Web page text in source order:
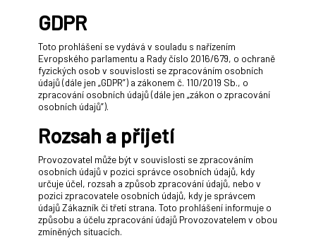
GDPR
Toto prohlášení se vydává v souladu s nařízením
Evropského parlamentu a Rady číslo 2016/679, o ochraně
fyzických osob v souvislosti se zpracováním osobních
údajů (dále jen „GDPR”) a zákonem č. 110/2019 Sb., o
zpracování osobních údajů (dále jen „zákon o zpracování
osobních údajů”).
Rozsah a přijetí
Provozovatel může být v souvislosti se zpracováním
osobních údajů v pozici správce osobních údajů, kdy
určuje účel, rozsah a způsob zpracování údajů, nebo v
pozici zpracovatele osobních údajů, kdy je správcem
údajů Zákazník či třetí strana. Toto prohlášení informuje o
způsobu a účelu zpracování údajů Provozovatelem v obou
zmíněných situacích.